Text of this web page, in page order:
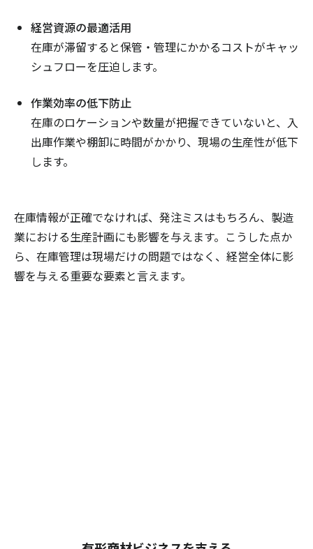
経営資源の最適活用
在庫が滞留すると保管・管理にかかるコストがキャッ
シュフローを圧迫します。
作業効率の低下防止
在庫のロケーションや数量が把握できていないと、入
出庫作業や棚卸に時間がかかり、現場の生産性が低下
します。
在庫情報が正確でなければ、発注ミスはもちろん、製造
業における生産計画にも影響を与えます。こうした点か
ら、在庫管理は現場だけの問題ではなく、経営全体に影
響を与える重要な要素と言えます。